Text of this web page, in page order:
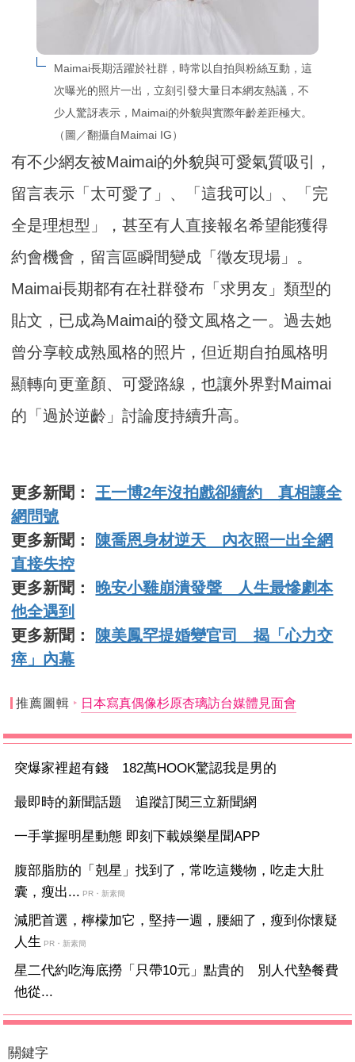
Maimai長期活躍於社群，時常以自拍與粉絲互動，這
次曝光的照片一出，立刻引發大量日本網友熱議，不
少人驚訝表示，Maimai的外貌與實際年齡差距極大。
（圖／翻攝自Maimai IG）
有不少網友被Maimai的外貌與可愛氣質吸引，
留言表示「太可愛了」、「這我可以」、「完
全是理想型」，甚至有人直接報名希望能獲得
約會機會，留言區瞬間變成「徵友現場」。
Maimai長期都有在社群發布「求男友」類型的
貼文，已成為Maimai的發文風格之一。過去她
曾分享較成熟風格的照片，但近期自拍風格明
顯轉向更童顏、可愛路線，也讓外界對Maimai
的「過於逆齡」討論度持續升高。
更多新聞：王一博2年沒拍戲卻續約 真相讓全
網問號
更多新聞：
陳喬恩身材逆天 內衣照一出全網
直接失控
更多新聞： 晚安小雞崩潰發聲 人生最慘劇本
他全遇到
更多新聞：
陳美鳳罕提婚變官司 揭「心力交
瘁」內幕
推薦圖輯 日本寫真偶像杉原杏璃訪台媒體見面會
突爆家裡超有錢 182萬HOOK驚認我是男的
最即時的新聞話題 追蹤訂閱三立新聞網
一手掌握明星動態 即刻下載娛樂星聞APP
腹部脂肪的「剋星」找到了，常吃這幾物，吃走大肚
囊，瘦出... PR・新素簡
減肥首選，檸檬加它，堅持一週，腰細了，瘦到你懷疑
人生 PR・新素簡
星二代約吃海底撈「只帶10元」點貴的 別人代墊餐費
他從...
關鍵字